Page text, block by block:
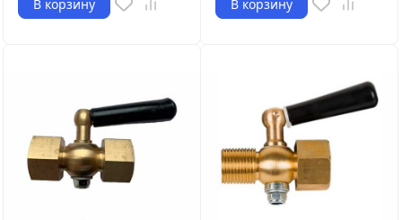
В корзину В корзину